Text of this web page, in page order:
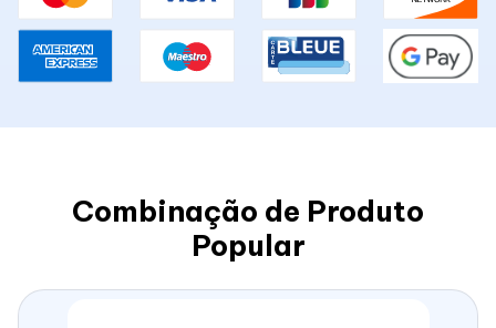
Combinação de Produto
Popular